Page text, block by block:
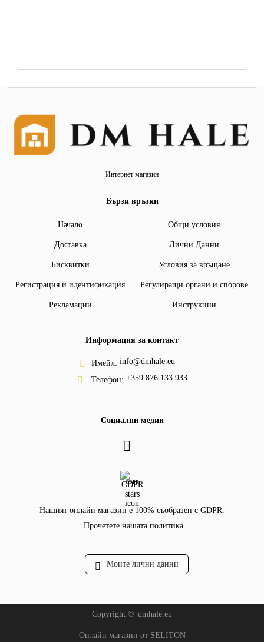
Интернет магазин
Бързи връзки
Начало Общи условия
Доставка Лични Данни
Бисквитки Условия за връщане
Регистрация и идентификация Регулиращи органи и спорове
Рекламации Инструкции
Информация за контакт
Имейл: info@dmhale.eu
Телефон: +359 876 133 933
Социални медии
GDPR
Нашият онлайн магазин е 100% съобразен с GDPR.
Прочетете нашата политика
Моите лични данни
Copyright © dmhale.eu
Онлайн магазин от SELITON